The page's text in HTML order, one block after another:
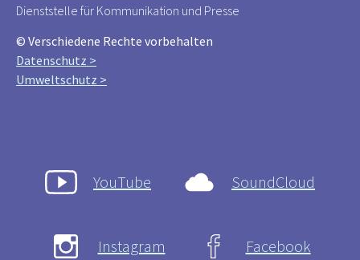
Dienststelle für Kommunikation und Presse
© Verschiedene Rechte vorbehalten
Datenschutz >
Umweltschutz >
YouTube SoundCloud
Instagram Facebook